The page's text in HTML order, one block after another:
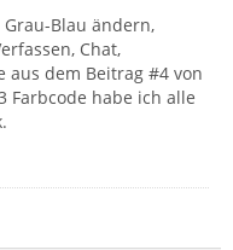
Blau ändern,
Chat,
aus dem Beitrag #4 von
Farbcode habe ich alle